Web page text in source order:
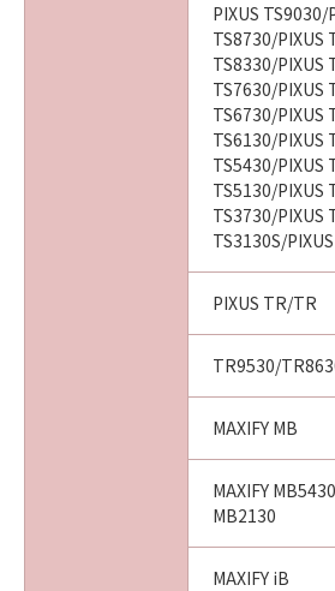
PIXUS TS9030/
TS8730/PIXUS
TS8330/PIXUS
TS7630/PIXUS
TS6730/PIXUS
TS6130/PIXUS
TS5430/PIXUS
TS5130/PIXUS
TS3730/PIXUS
TS3130S/
PIXUS TR/TR
TR9530/
MAXIFY MB
MAXIFY
MB2130
MAXIFY iB